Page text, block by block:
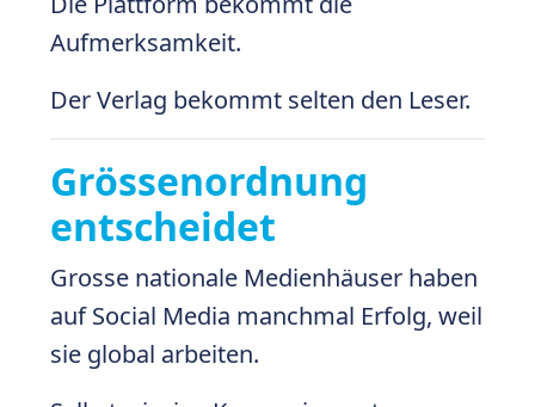
Aufmerksamkeit.
Der Verlag bekommt selten den Leser.
Grössenordnung
entscheidet
Grosse nationale Medienhäuser haben
auf Social Media manchmal Erfolg, weil
sie global arbeiten.